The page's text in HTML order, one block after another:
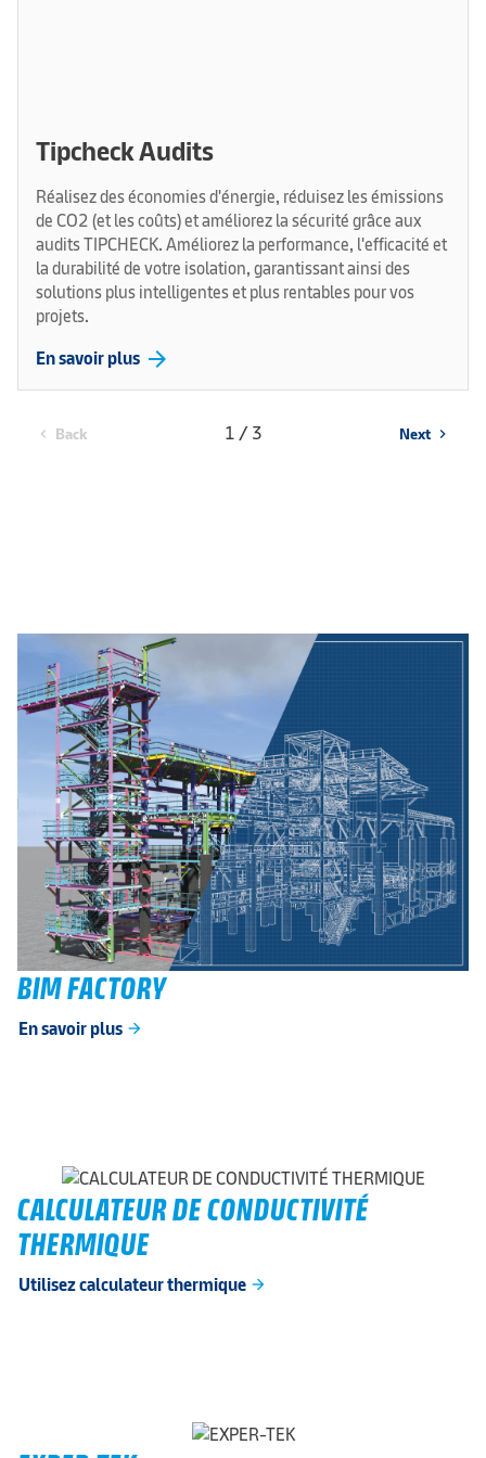
Tipcheck Audits
Réalisez des économies d'énergie, réduisez les émissions
de CO2 (et les coûts) et améliorez la sécurité grâce aux
audits TIPCHECK. Améliorez la performance, l'efficacité et
la durabilité de votre isolation, garantissant ainsi des
solutions plus intelligentes et plus rentables pour vos
projets.
En savoir plus arrow_forward
chevron_left Back 1 / 3 Next chevron_right
BIM FACTORY
En savoir plus arrow_forward
CALCULATEUR DE CONDUCTIVITÉ
THERMIQUE
Utilisez calculateur thermique arrow_forward